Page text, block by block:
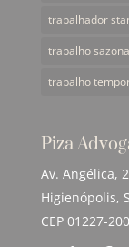
trabalhador
trabalho
trabalho
Piza
Av. Angélica,
Higienópolis,
CEP 01227-200